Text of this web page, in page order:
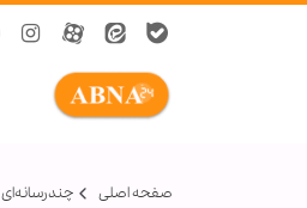
صفحه اصلی چندرسانه‌ای